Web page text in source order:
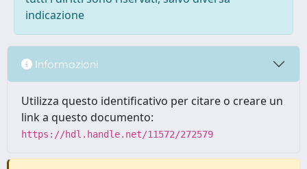
indicazione
Informazioni
Utilizza questo identificativo per citare o creare un
link a questo documento:
https://hdl.handle.net/11572/272579